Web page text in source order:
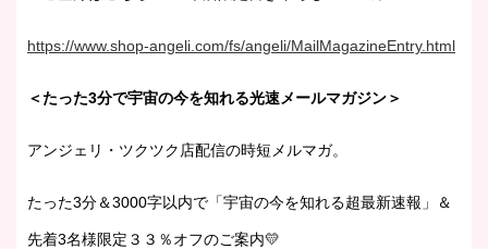
https://www.shop-angeli.com/fs/angeli/MailMagazineEntry.html
＜たった3分で宇宙の今を知れる光速メールマガジン＞
アンジェリ・ツクツク店配信の時短メルマガ。
たった3分＆3000字以内で「宇宙の今を知れる超最新速報」＆
先着3名様限定３３％オフのご案内💛